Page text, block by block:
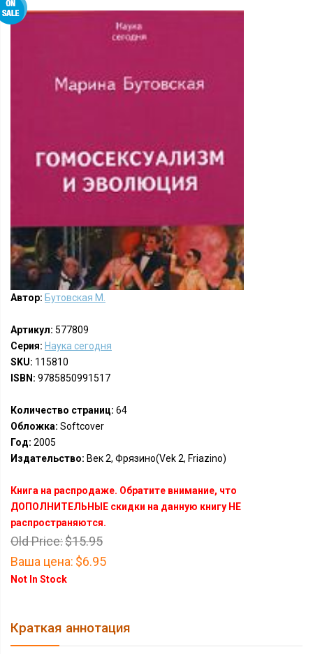
Автор: Бутовская М.
Артикул: 577809
Серия: Наука сегодня
SKU: 115810
ISBN: 9785850991517
Количество страниц: 64
Обложка: Softcover
Год: 2005
Издательство: Век 2, Фрязино(Vek 2, Friazino)
Книга на распродаже. Обратите внимание, что
ДОПОЛНИТЕЛЬНЫЕ скидки на данную книгу НЕ
распространяются.
Old Price:$15.95
Ваша цена: $6.95
Not In Stock
Краткая аннотация